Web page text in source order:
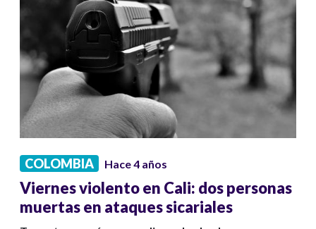
COLOMBIA Hace 4 años
Viernes violento en Cali: dos personas
muertas en ataques sicariales